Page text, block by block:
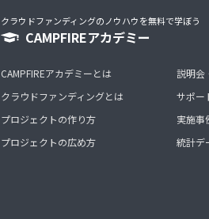
クラウドファンディングのノウハウを無料で学ぼう
CAMPFIREアカデミー
CAMPFIREアカデミーとは
クラウドファンディングとは
プロジェクトの作り方
プロジェクトの広め方
説明会
サポー
実施事
統計デ